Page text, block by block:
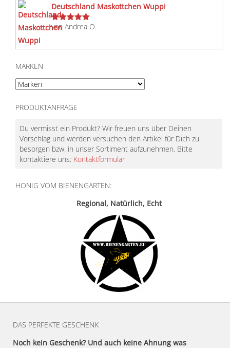
Deutschland Maskottchen Wuppi
Bewertet
von Andrea O.
MARKEN
PRODUKTANFRAGE
Du vermisst ein Produkt? Wir freuen uns über Deinen
Vorschlag und werden versuchen den Artikel für Dich zu
besorgen bzw. in unser Sortiment aufzunehmen. Bitte
kontaktiere uns: Kontaktformular
HONIG VOM BIENENGARTEN:
Regional, Natürlich, Echt
DAS PERFEKTE GESCHENK
Noch kein Geschenk? Und auch keine Ahnung was